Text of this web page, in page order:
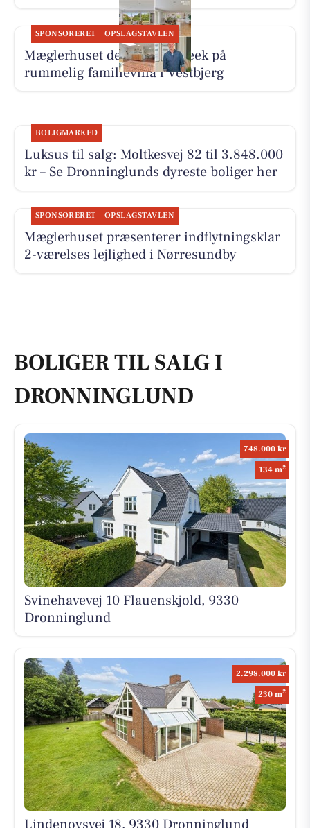
SPONSORERET OPSLAGSTAVLEN
Mæglerhuset deler sneak peek på
rummelig familievilla i Vestbjerg
BOLIGMARKED
Luksus til salg: Moltkesvej 82 til 3.848.000
kr – Se Dronninglunds dyreste boliger her
SPONSORERET OPSLAGSTAVLEN
Mæglerhuset præsenterer indflytningsklar
2-værelses lejlighed i Nørresundby
BOLIGER TIL SALG I
DRONNINGLUND
748.000 kr
134 m2
Svinehavevej 10 Flauenskjold, 9330
Dronninglund
2.298.000 kr
230 m2